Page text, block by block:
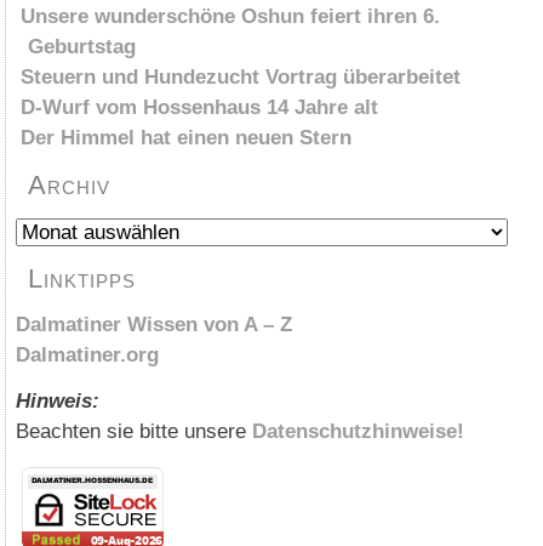
Unsere wunderschöne Oshun feiert ihren 6.
Geburtstag
Steuern und Hundezucht Vortrag überarbeitet
D-Wurf vom Hossenhaus 14 Jahre alt
Der Himmel hat einen neuen Stern
Archiv
Archiv
Linktipps
Dalmatiner Wissen von A – Z
Dalmatiner.org
Hinweis:
Beachten sie bitte unsere Datenschutzhinweise!